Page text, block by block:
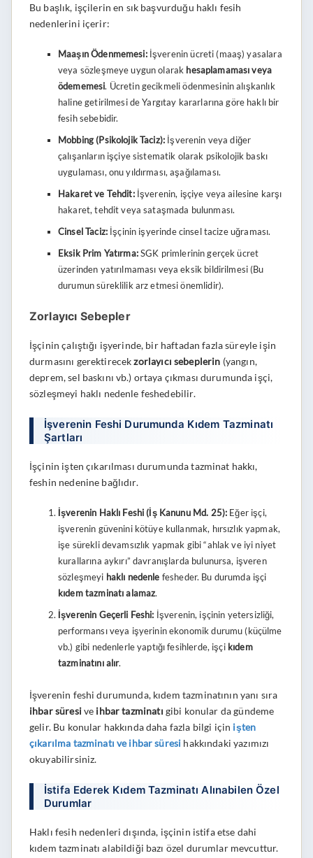
Bu başlık, işçilerin en sık başvurduğu haklı fesih
nedenlerini içerir:
Maaşın Ödenmemesi:İşverenin ücreti (maaş) yasalara
veya sözleşmeye uygun olarak hesaplamaması veya
ödememesi. Ücretin gecikmeli ödenmesinin alışkanlık
haline getirilmesi de Yargıtay kararlarına göre haklı bir
fesih sebebidir.
Mobbing (Psikolojik Taciz): İşverenin veya diğer
çalışanların işçiye sistematik olarak psikolojik baskı
uygulaması, onu yıldırması, aşağılaması.
Hakaret ve Tehdit:İşverenin, işçiye veya ailesine karşı
hakaret, tehdit veya sataşmada bulunması.
Cinsel Taciz:İşçinin işyerinde cinsel tacize uğraması.
Eksik Prim Yatırma:SGK primlerinin gerçek ücret
üzerinden yatırılmaması veya eksik bildirilmesi (Bu
durumun süreklilik arz etmesi önemlidir).
Zorlayıcı Sebepler
İşçinin çalıştığı işyerinde, bir haftadan fazla süreyle işin
durmasını gerektirecekzorlayıcı sebeplerin (yangın,
deprem, sel baskını vb.) ortaya çıkması durumunda işçi,
sözleşmeyi haklı nedenle feshedebilir.
İşverenin Feshi Durumunda Kıdem Tazminatı
Şartları
İşçinin işten çıkarılması durumunda tazminat hakkı,
feshin nedenine bağlıdır.
İşverenin Haklı Feshi (İş Kanunu Md. 25): Eğer işçi,
işverenin güvenini kötüye kullanmak, hırsızlık yapmak,
işe sürekli devamsızlık yapmak gibi “ahlak ve iyi niyet
kurallarına aykırı” davranışlarda bulunursa, işveren
sözleşmeyi haklı nedenle fesheder. Bu durumda işçi
kıdem tazminatı alamaz.
İşverenin Geçerli Feshi: İşverenin, işçinin yetersizliği,
performansı veya işyerinin ekonomik durumu (küçülme
vb.) gibi nedenlerle yaptığı fesihlerde, işçi kıdem
tazminatını alır.
İşverenin feshi durumunda, kıdem tazminatının yanı sıra
ihbar süresive ihbar tazminatı gibi konular da gündeme
gelir. Bu konular hakkında daha fazla bilgi için işten
çıkarılma tazminatı ve ihbar süresi hakkındaki yazımızı
okuyabilirsiniz.
İstifa Ederek Kıdem Tazminatı Alınabilen Özel
Durumlar
Haklı fesih nedenleri dışında, işçinin istifa etse dahi
kıdem tazminatı alabildiği bazı özel durumlar mevcuttur.